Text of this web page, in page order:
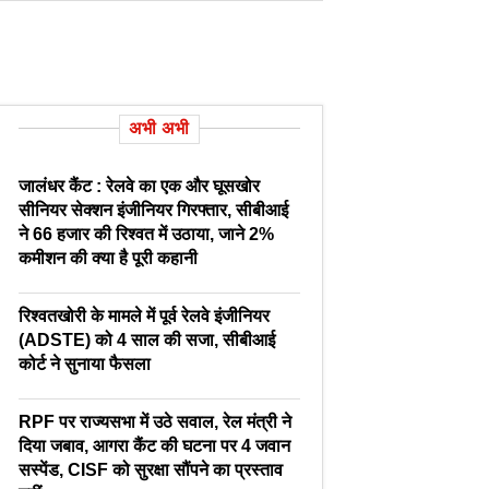
अभी अभी
जालंधर कैंट : रेलवे का एक और घूसखोर
सीनियर सेक्शन इंजीनियर गिरफ्तार, सीबीआई
ने 66 हजार की रिश्वत में उठाया, जाने 2%
कमीशन की क्या है पूरी कहानी
रिश्वतखोरी के मामले में पूर्व रेलवे इंजीनियर
(ADSTE) को 4 साल की सजा, सीबीआई
कोर्ट ने सुनाया फैसला
RPF पर राज्यसभा में उठे सवाल, रेल मंत्री ने
दिया जबाव, आगरा कैंट की घटना पर 4 जवान
सस्पेंड, CISF को सुरक्षा सौंपने का प्रस्ताव